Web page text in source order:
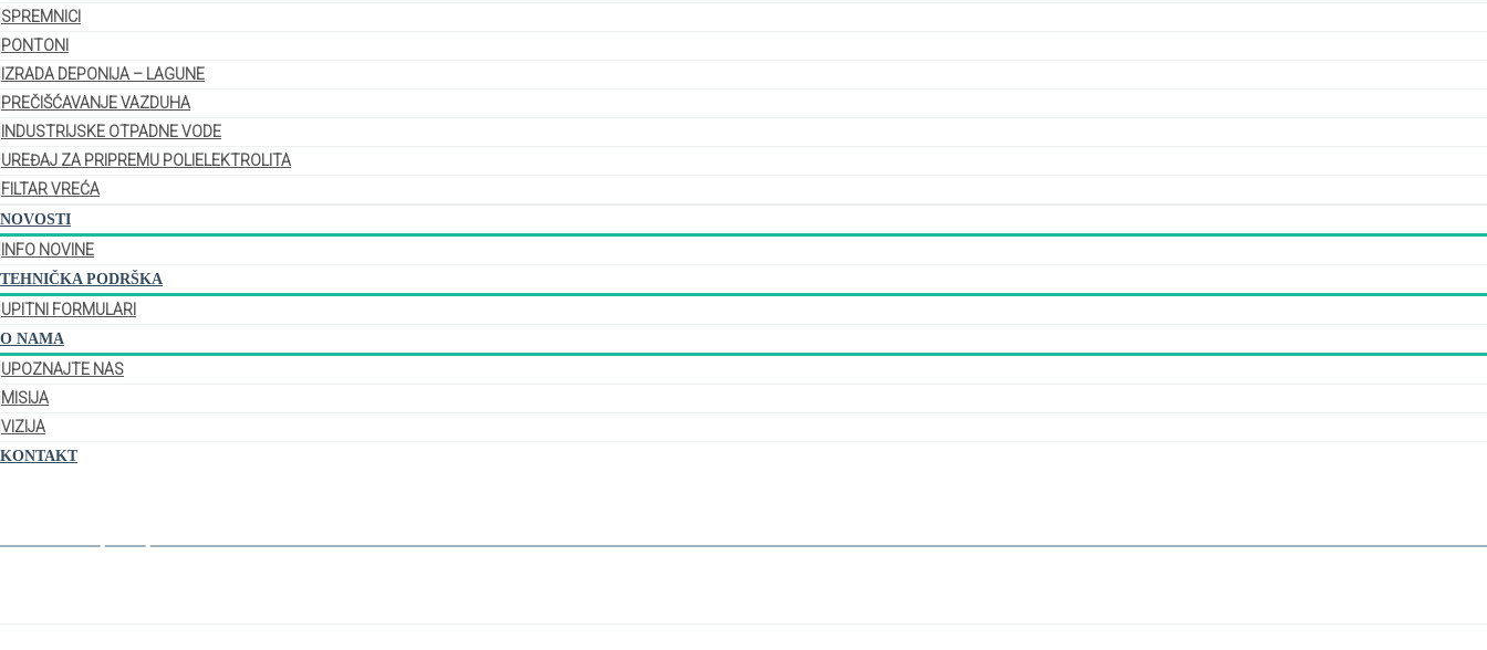
SPREMNICI
PONTONI
IZRADA DEPONIJA – LAGUNE
PREČIŠĆAVANJE VAZDUHA
INDUSTRIJSKE OTPADNE VODE
UREĐAJ ZA PRIPREMU POLIELEKTROLITA
FILTAR VREĆA
NOVOSTI
INFO NOVINE
TEHNIČKA PODRŠKA
UPITNI FORMULARI
O NAMA
UPOZNAJTE NAS
MISIJA
VIZIJA
KONTAKT